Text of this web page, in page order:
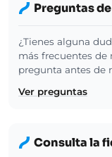
Preguntas
¿Tienes alguna
más frecuentes de
pregunta antes de
Ver preguntas
Consulta la